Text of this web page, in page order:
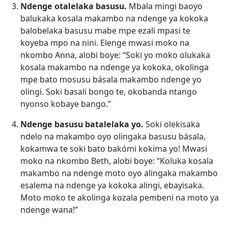
Ndenge otalelaka basusu. Mbala mingi baoyo
balukaka kosala makambo na ndenge ya kokoka
balobelaka basusu mabe mpe ezali mpasi te
koyeba mpo na nini. Elenge mwasi moko na
nkombo Anna, alobi boye: “Soki yo moko olukaka
kosala makambo na ndenge ya kokoka, okolinga
mpe bato mosusu básala makambo ndenge yo
olingi. Soki basali bongo te, okobanda ntango
nyonso kobaye bango.”
Ndenge basusu batalelaka yo. Soki olekisaka
ndelo na makambo oyo olingaka basusu básala,
kokamwa te soki bato bakómi kokima yo! Mwasi
moko na nkombo Beth, alobi boye: “Koluka kosala
makambo na ndenge moto oyo alingaka makambo
esalema na ndenge ya kokoka alingi, ebayisaka.
Moto moko te akolinga kozala pembeni na moto ya
ndenge wana!”